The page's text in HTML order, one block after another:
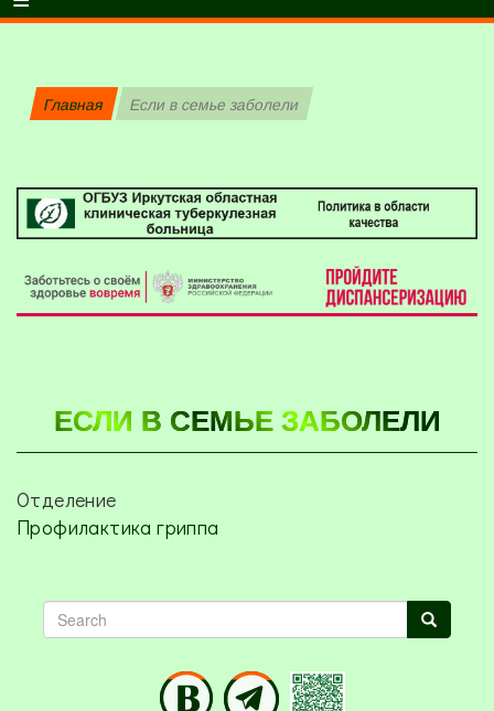
Главная Если в семье заболели
ЕСЛИ В СЕМЬЕ ЗАБОЛЕЛИ
Отделение
Профилактика гриппа
Search Search